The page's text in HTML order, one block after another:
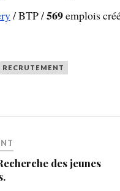
/ BTP /569emplois
RECRUTEMENT
des jeunes